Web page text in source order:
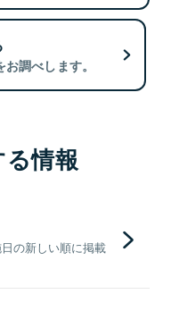
調べします。
情報
の新しい順に掲載